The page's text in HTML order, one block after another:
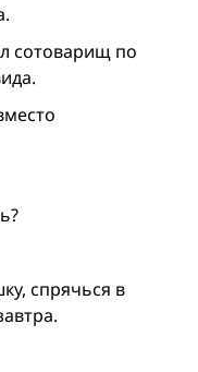
сотоварищ по
спрячься в